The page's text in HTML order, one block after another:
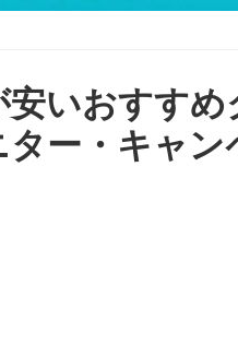
安いおすすめ
ー・キャン